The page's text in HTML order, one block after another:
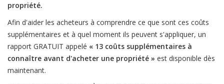
propriété.
Afin d'aider les acheteurs à comprendre ce que sont ces coûts
supplémentaires et à quel moment ils peuvent s'appliquer, un
rapport GRATUIT appelé « 13 coûts supplémentaires à
connaître avant d'acheter une propriété » est disponible dès
maintenant.